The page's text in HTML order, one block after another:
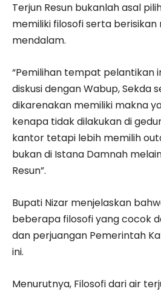
Terjun Resun bukanlah asal
memiliki filosofi serta berisikan
mendalam.
“Pemilihan tempat pelantikan
diskusi dengan Wabup, Sekda
dikarenakan memiliki makna
kenapa tidak dilakukan di
kantor tetapi lebih memilih
bukan di Istana Damnah
Resun”.
Bupati Nizar menjelaskan
beberapa filosofi yang cocok
dan perjuangan Pemerintah
ini.
Menurutnya, Filosofi dari air